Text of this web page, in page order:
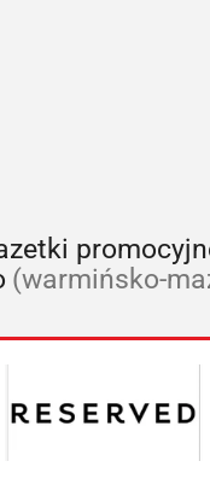
(warmińsko-